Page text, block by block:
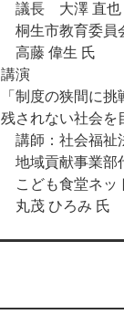
議長 大澤 直也
桐生市教育委員
高藤 偉生 氏
講演
「制度の狭間に
残されない社会を
講師：社会福祉
地域貢献事業部
こども食堂ネッ
丸茂 ひろみ 氏